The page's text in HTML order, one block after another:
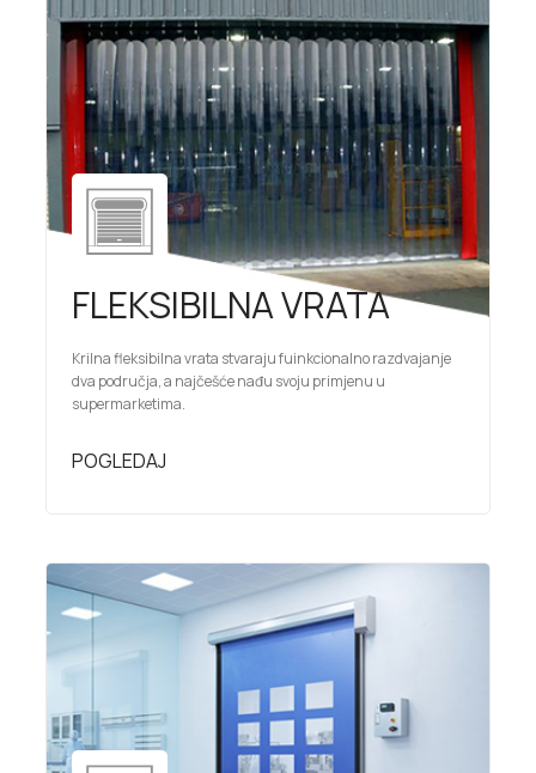
FLEKSIBILNA VRATA
Krilna fleksibilna vrata stvaraju fuinkcionalno razdvajanje
dva područja, a najčešće nađu svoju primjenu u
supermarketima.
POGLEDAJ